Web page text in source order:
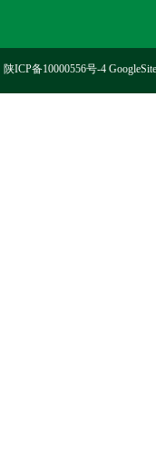
陕ICP备10000556号-4